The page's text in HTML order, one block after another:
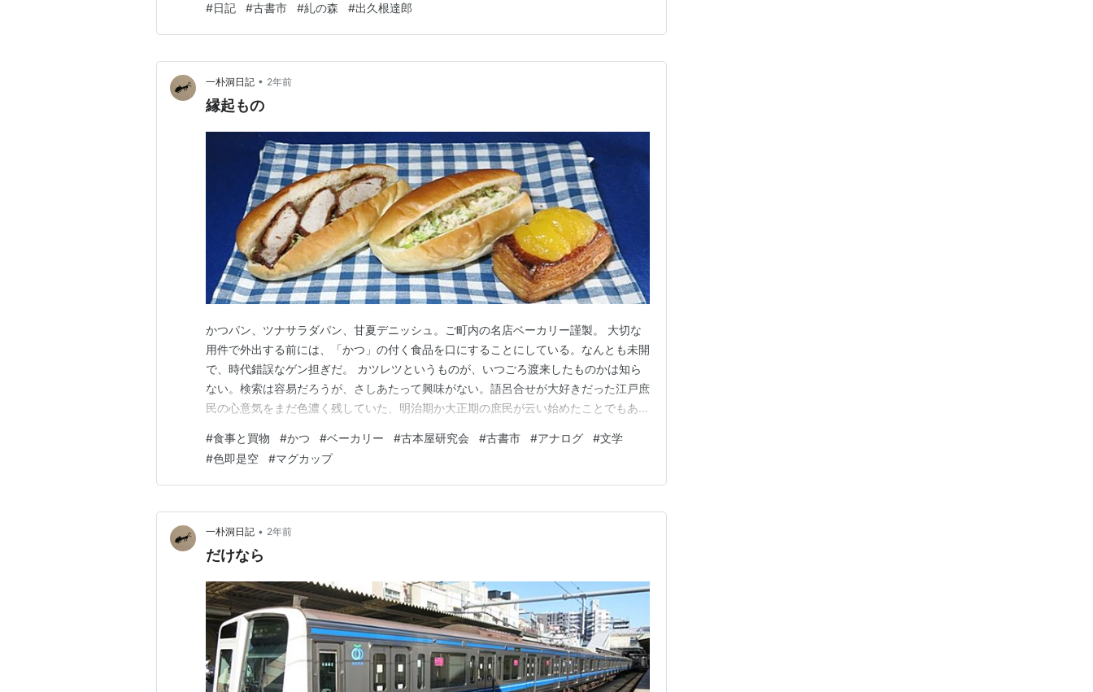
あった。待つこと15分ほどか、日が差してきたので二駅戻って糺の森へ。 昼から1、2
時間、恒例の古本まつりに足を運んだ。23店、約50…
#日記 #古書市 #糺の森 #出久根達郎
一朴洞日記 • 2年前
縁起もの
かつパン、ツナサラダパン、甘夏デニッシュ。ご町内の名店ベーカリー謹製。 大切な
用件で外出する前には、「かつ」の付く食品を口にすることにしている。なんとも未開
で、時代錯誤なゲン担ぎだ。 カツレツというものが、いつごろ渡来したものかは知ら
ない。検索は容易だろうが、さしあたって興味がない。語呂合せが大好きだった江戸庶
民の心意気をまだ色濃く残していた、明治期か大正期の庶民が云い始めたことでもあっ
出かける。古書店街の散歩ではない。大会場で催される、一度で巡りきるのは骨が折れ
るというほどの、大規模展示会だ。 なんとか断捨離を捗ら…
#食事と買物 #かつ #ベーカリー #古本屋研究会 #古書市 #アナログ #文学
#色即是空 #マグカップ
一朴洞日記 • 2年前
だけなら